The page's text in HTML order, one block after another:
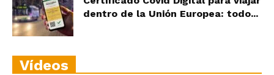
dentro de la Unión Europea: todo...
Vídeos